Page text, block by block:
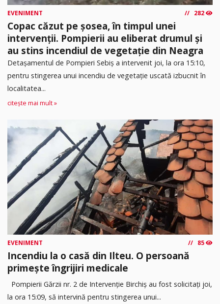
EVENIMENT 282
Copac căzut pe șosea, în timpul unei
intervenții. Pompierii au eliberat drumul și
au stins incendiul de vegetație din Neagra
Detașamentul de Pompieri Sebiș a intervenit joi, la ora 15:10,
pentru stingerea unui incendiu de vegetație uscată izbucnit în
localitatea...
citește mai mult »
EVENIMENT 85
Incendiu la o casă din Ilteu. O persoană
primește îngrijiri medicale
Pompierii Gărzii nr. 2 de Intervenție Birchiș au fost solicitați joi,
la ora 15:09, să intervină pentru stingerea unui...